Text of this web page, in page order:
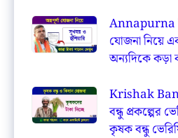
Annapurna
যোজনা নিয়ে
অন্যদিকে কড়া
Krishak
বন্ধু প্রকল্পের
কৃষক বন্ধু